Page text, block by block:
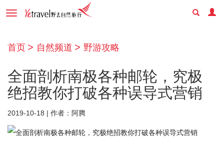
Toggle
首页 自然频道 野游攻略
全面剖析南极各种邮轮，究极
绝招教你打破各种误导式营销
2019-10-18 | 作者：阿腾